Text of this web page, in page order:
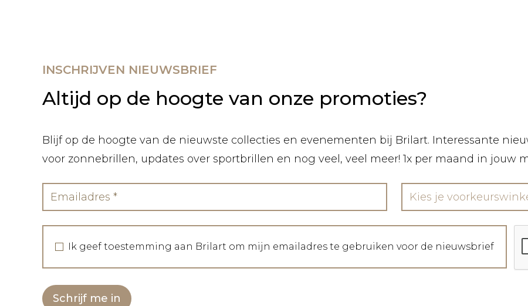
INSCHRIJVEN NIEUWSBRIEF
Altijd op de hoogte van onze promoties?
Blijf op de hoogte van de nieuwste collecties en evenementen bij Brilart. Interessante
voor zonnebrillen, updates over sportbrillen en nog veel, veel meer! 1x per maand in jouw
Kies je
Ik geef toestemming aan Brilart om mijn emailadres te gebruiken voor de nieuwsbrief
Schrijf me in